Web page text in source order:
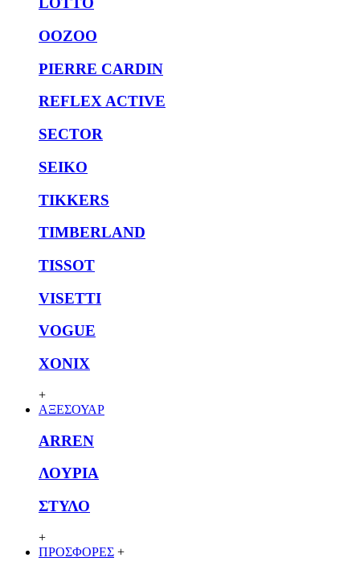
OOZOO
PIERRE CARDIN
REFLEX ACTIVE
SECTOR
SEIKO
TIKKERS
TIMBERLAND
TISSOT
VISETTI
VOGUE
XONIX
+
ΑΞΕΣΟΥΑΡ
ARREN
ΛΟΥΡΙΑ
ΣΤΥΛΟ
+
ΠΡΟΣΦΟΡΕΣ +